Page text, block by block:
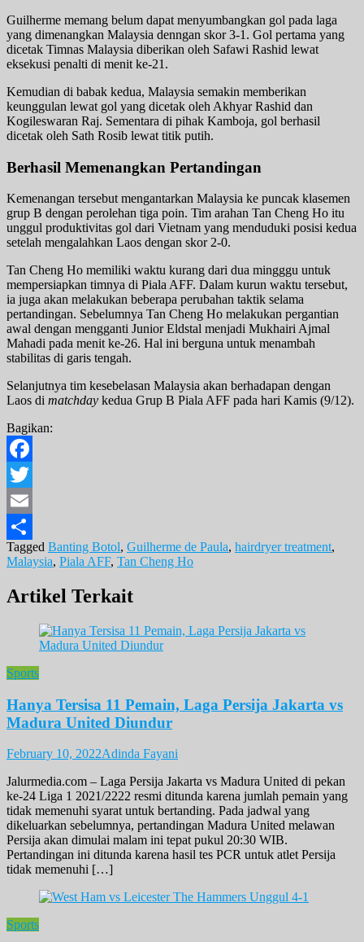
Guilherme memang belum dapat menyumbangkan gol pada laga
yang dimenangkan Malaysia denngan skor 3-1. Gol pertama yang
dicetak Timnas Malaysia diberikan oleh Safawi Rashid lewat
eksekusi penalti di menit ke-21.
Kemudian di babak kedua, Malaysia semakin memberikan
keunggulan lewat gol yang dicetak oleh Akhyar Rashid dan
Kogileswaran Raj. Sementara di pihak Kamboja, gol berhasil
dicetak oleh Sath Rosib lewat titik putih.
Berhasil Memenangkan Pertandingan
Kemenangan tersebut mengantarkan Malaysia ke puncak klasemen
grup B dengan perolehan tiga poin. Tim arahan Tan Cheng Ho itu
unggul produktivitas gol dari Vietnam yang menduduki posisi kedua
setelah mengalahkan Laos dengan skor 2-0.
Tan Cheng Ho memiliki waktu kurang dari dua mingggu untuk
mempersiapkan timnya di Piala AFF. Dalam kurun waktu tersebut,
ia juga akan melakukan beberapa perubahan taktik selama
pertandingan. Sebelumnya Tan Cheng Ho melakukan pergantian
awal dengan mengganti Junior Eldstal menjadi Mukhairi Ajmal
Mahadi pada menit ke-26. Hal ini berguna untuk menambah
stabilitas di garis tengah.
Selanjutnya tim kesebelasan Malaysia akan berhadapan dengan
Laos di matchday kedua Grup B Piala AFF pada hari Kamis (9/12).
Bagikan:
Facebook
Twitter
Email
Share
Tagged Banting Botol, Guilherme de Paula, hairdryer treatment,
Malaysia, Piala AFF, Tan Cheng Ho
Artikel Terkait
Sports
Hanya Tersisa 11 Pemain, Laga Persija Jakarta vs
Madura United Diundur
February 10, 2022Adinda Fayani
Jalurmedia.com – Laga Persija Jakarta vs Madura United di pekan
ke-24 Liga 1 2021/2222 resmi ditunda karena jumlah pemain yang
tidak memenuhi syarat untuk bertanding. Pada jadwal yang
dikeluarkan sebelumnya, pertandingan Madura United melawan
Persija akan dimulai malam ini tepat pukul 20:30 WIB.
Pertandingan ini ditunda karena hasil tes PCR untuk atlet Persija
tidak memenuhi […]
Sports